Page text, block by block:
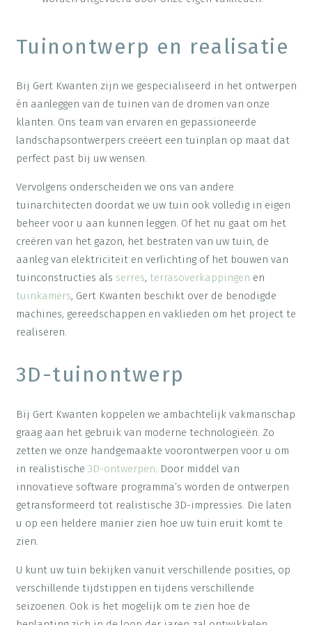
Tuinontwerp en realisatie
Bij Gert Kwanten zijn we gespecialiseerd in het ontwerpen
én aanleggen van de tuinen van de dromen van onze
klanten. Ons team van ervaren en gepassioneerde
landschapsontwerpers creëert een tuinplan op maat dat
perfect past bij uw wensen.
Vervolgens onderscheiden we ons van andere
tuinarchitecten doordat we uw tuin ook volledig in eigen
beheer voor u aan kunnen leggen. Of het nu gaat om het
creëren van het gazon, het bestraten van uw tuin, de
aanleg van elektriciteit en verlichting of het bouwen van
tuinconstructies als serres, terrasoverkappingen en
tuinkamers, Gert Kwanten beschikt over de benodigde
machines, gereedschappen en vaklieden om het project te
realiseren.
3D-tuinontwerp
Bij Gert Kwanten koppelen we ambachtelijk vakmanschap
graag aan het gebruik van moderne technologieën. Zo
zetten we onze handgemaakte voorontwerpen voor u om
in realistische 3D-ontwerpen . Door middel van
innovatieve software programma’s worden de ontwerpen
getransformeerd tot realistische 3D-impressies. Die laten
u op een heldere manier zien hoe uw tuin eruit komt te
zien.
U kunt uw tuin bekijken vanuit verschillende posities, op
verschillende tijdstippen en tijdens verschillende
seizoenen. Ook is het mogelijk om te zien hoe de